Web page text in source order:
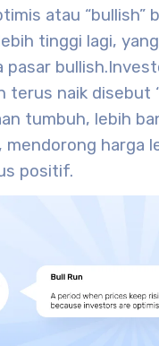
atau “bullish”
tinggi lagi,
pasar bullish.
terus naik disebut
tumbuh, lebih
mendorong harga
positif.